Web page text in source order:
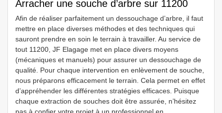
Arracher une souche d’arbre sur 11200
Afin de réaliser parfaitement un dessouchage d’arbre, il faut
mettre en place diverses méthodes et des techniques qui
sauront prendre en soin le terrain à travailler. Au service de
tout 11200, JF Elagage met en place divers moyens
(mécaniques et manuels) pour assurer un dessouchage de
qualité. Pour chaque intervention en enlèvement de souche,
nous préparons efficacement le terrain. Cela permet en effet
d’appréhender les différentes stratégies efficaces. Puisque
chaque extraction de souches doit être assurée, n’hésitez